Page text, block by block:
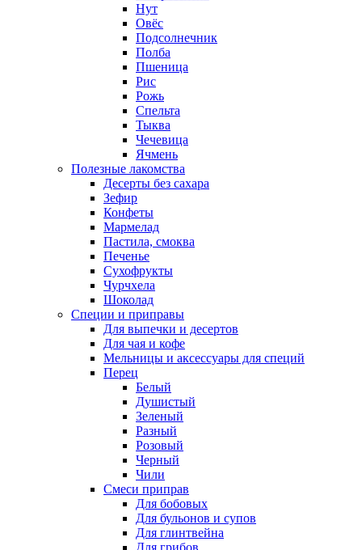
Нут
Овёс
Подсолнечник
Полба
Пшеница
Рис
Рожь
Спельта
Тыква
Чечевица
Ячмень
Полезные лакомства
Десерты без сахара
Зефир
Конфеты
Мармелад
Пастила, смоква
Печенье
Сухофрукты
Чурчхела
Шоколад
Специи и приправы
Для выпечки и десертов
Для чая и кофе
Мельницы и аксессуары для специй
Перец
Белый
Душистый
Зеленый
Разный
Розовый
Черный
Чили
Смеси приправ
Для бобовых
Для бульонов и супов
Для глинтвейна
Для грибов